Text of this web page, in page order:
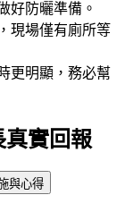
好防曬準備。
現場僅有廁所等
更明顯，務必幫
真實回報
與心得